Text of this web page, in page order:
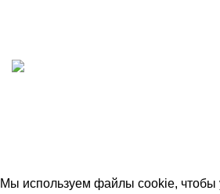
Мы используем файлы cookie, чтобы